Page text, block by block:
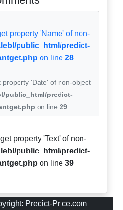
property 'Name' of non-
public_html/predict-
on line 28
property 'Date' of non-object
public_html/predict-
on line 29
property 'Text' of non-
public_html/predict-
on line 39
Predict-Price.com